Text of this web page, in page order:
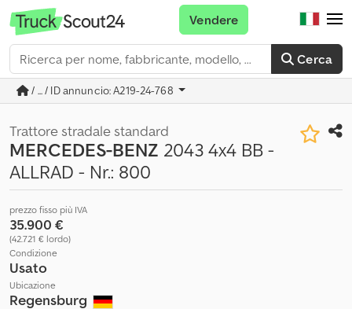
Cerca
Vendere
/ ... / ID annuncio: A219-24-768
Trattore stradale standard
MERCEDES-BENZ 2043 4x4 BB -
ALLRAD - Nr.: 800
prezzo fisso più IVA
35.900 €
(42.721 € lordo)
Condizione
Usato
Ubicazione
Regensburg